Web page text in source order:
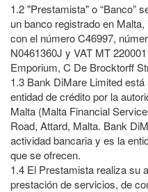
1.2"Prestamista" o “Banco”
un banco registrado en
con el número C46997,
N0461360J y VAT MT
Emporium, C De Brocktorff
1.3 Bank DiMare Limited
entidad de crédito por la
Malta (Malta Financial
Road, Attard, Malta. Bank
actividad bancaria y es la
que se ofrecen.
1.4 El Prestamista realiza su
prestación de servicios, de